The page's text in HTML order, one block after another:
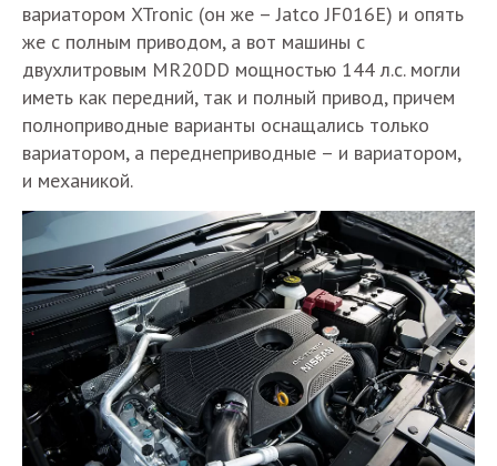
вариатором XTronic (он же – Jatco JF016E) и опять
же с полным приводом, а вот машины с
двухлитровым MR20DD мощностью 144 л.с. могли
иметь как передний, так и полный привод, причем
полноприводные варианты оснащались только
вариатором, а переднеприводные – и вариатором,
и механикой.